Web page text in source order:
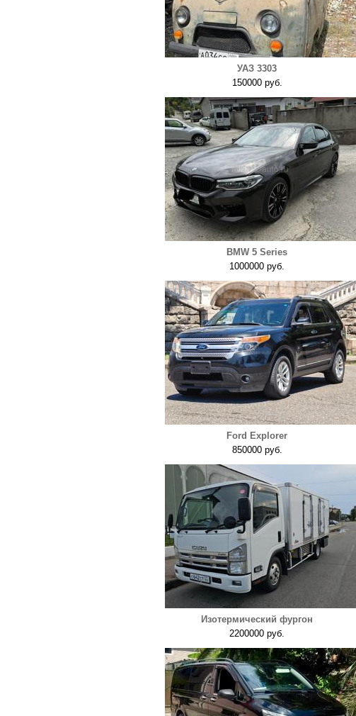
УАЗ 3303
150000 руб.
BMW 5 Series
1000000 руб.
Ford Explorer
850000 руб.
Изотермический фургон
2200000 руб.